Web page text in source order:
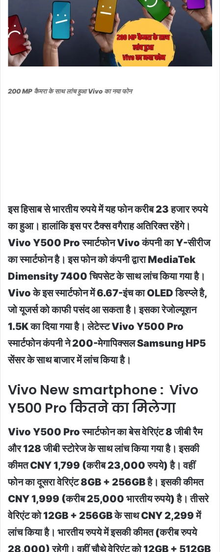
200 MP कैमरा के साथ लांच हुआ Vivo का नया फोन
इस हिसाब से भारतीय रुपये में यह फोन करीब 23 हजार रुपये
का हुआ। हालांकि इस पर टैक्स वगैराह अतिरिक्त रहेंगे।
Vivo Y500 Pro स्मार्टफोन Vivo कंपनी का Y-सीरीज
का स्मार्टफोन है। इस फोन को कंपनी द्वारा MediaTek
Dimensity 7400 चिपसेट के साथ लांच किया गया है।
Vivo के इस स्मार्टफोन में 6.67-इंच का OLED डिस्प्ले है,
जो यूजर्स को काफी पसंद आ सकता है। इसका रेजोल्यूशन
1.5K का दिया गया है। लेटेस्ट Vivo Y500 Pro
स्मार्टफोन कंपनी ने 200-मेगापिक्सल Samsung HP5
सेंसर के साथ बाजार में लांच किया है।
Vivo New smartphone : Vivo
Y500 Pro कितने का मिलेगा
Vivo Y500 Pro स्मार्टफोन का बेस वेरिएंट 8 जीबी रैम
और 128 जीबी स्टोरेज के साथ लांच किया गया है। इसकी
कीमत CNY 1,799 (करीब 23,000 रुपये) है। वहीं
फोन का दूसरा वेरिएंट 8GB + 256GB है। इसकी कीमत
CNY 1,999 (करीब 25,000 भारतीय रुपये) है। तीसरे
वेरिएंट को 12GB + 256GB के साथ CNY 2,299 में
लांच किया है। भारतीय रुपये में इसकी कीमत (करीब रुपये
28,000) रहेगी। वहीं चौथे वेरिएंट को 12GB + 512GB